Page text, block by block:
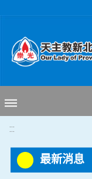
:::
最新消息